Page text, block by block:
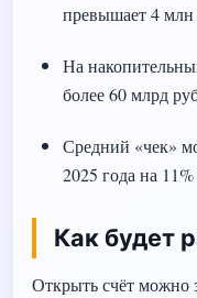
превышает 4 млн
На
более 60 млрд
Средний «чек»
2025 года на
Как будет
Открыть счёт можно